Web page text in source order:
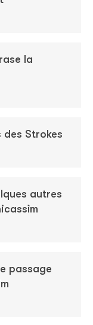
la
des Strokes
autres
passage